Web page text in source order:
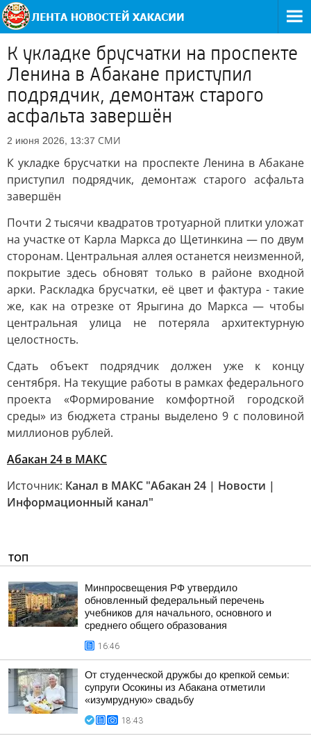
К укладке брусчатки на проспекте
Ленина в Абакане приступил
подрядчик, демонтаж старого
асфальта завершён
2 июня 2026, 13:37 СМИ
К укладке брусчатки на проспекте Ленина в Абакане
приступил подрядчик, демонтаж старого асфальта
завершён
Почти 2 тысячи квадратов тротуарной плитки уложат
на участке от Карла Маркса до Щетинкина — по двум
сторонам. Центральная аллея останется неизменной,
покрытие здесь обновят только в районе входной
арки. Раскладка брусчатки, её цвет и фактура - такие
же, как на отрезке от Ярыгина до Маркса — чтобы
центральная улица не потеряла архитектурную
целостность.
Сдать объект подрядчик должен уже к концу
сентября. На текущие работы в рамках федерального
проекта «Формирование комфортной городской
среды» из бюджета страны выделено 9 с половиной
миллионов рублей.
Абакан 24 в МАКС
Источник: Канал в МАКС "Абакан 24 | Новости |
Информационный канал"
ТОП
Минпросвещения РФ утвердило
обновленный федеральный перечень
учебников для начального, основного и
среднего общего образования
16:46
От студенческой дружбы до крепкой семьи:
супруги Осокины из Абакана отметили
«изумрудную» свадьбу
18:43